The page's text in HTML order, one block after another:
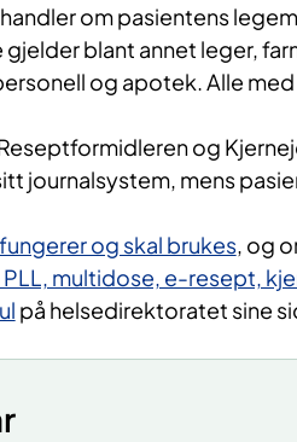
om pasientens
blant annet leger,
og apotek. Alle
og
journalsystem, mens
og skal brukes, og
multidose, e-resept,
på helsedirektoratet sine